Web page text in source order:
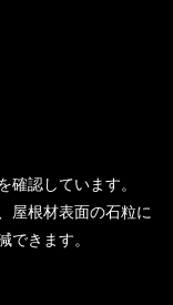
確認しています。
屋根材表面の石粒に
できます。